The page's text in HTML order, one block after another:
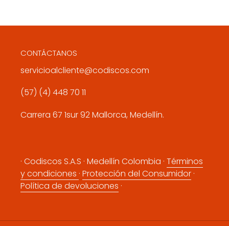
CONTÁCTANOS
servicioalcliente@codiscos.com
(57) (4) 448 70 11
Carrera 67 1sur 92 Mallorca, Medellín.
· Codiscos S.A.S · Medellín Colombia · Términos
y condiciones · Protección del Consumidor ·
Política de devoluciones ·